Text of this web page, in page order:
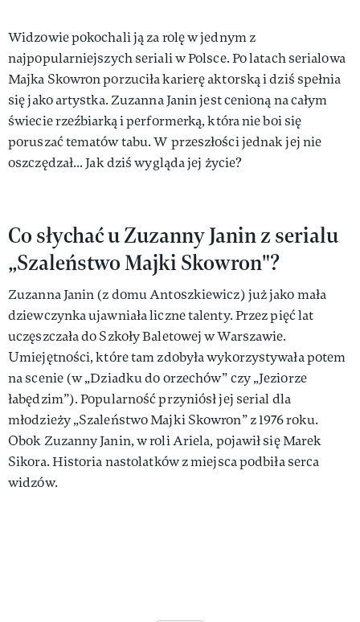
Widzowie pokochali ją za rolę w jednym z
najpopularniejszych seriali w Polsce. Po latach serialowa
Majka Skowron porzuciła karierę aktorską i dziś spełnia
się jako artystka. Zuzanna Janin jest cenioną na całym
świecie rzeźbiarką i performerką, która nie boi się
poruszać tematów tabu. W przeszłości jednak jej nie
oszczędzał... Jak dziś wygląda jej życie?
Co słychać u Zuzanny Janin z serialu
„Szaleństwo Majki Skowron"?
Zuzanna Janin (z domu Antoszkiewicz) już jako mała
dziewczynka ujawniała liczne talenty. Przez pięć lat
uczęszczała do Szkoły Baletowej w Warszawie.
Umiejętności, które tam zdobyła wykorzystywała potem
na scenie (w „Dziadku do orzechów” czy „Jeziorze
łabędzim”). Popularność przyniósł jej serial dla
młodzieży „Szaleństwo Majki Skowron” z 1976 roku.
Obok Zuzanny Janin, w roli Ariela, pojawił się Marek
Sikora. Historia nastolatków z miejsca podbiła serca
widzów.